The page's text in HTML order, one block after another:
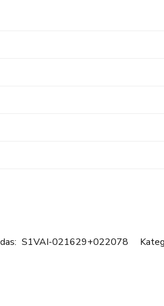
S1VAI-021629+022078